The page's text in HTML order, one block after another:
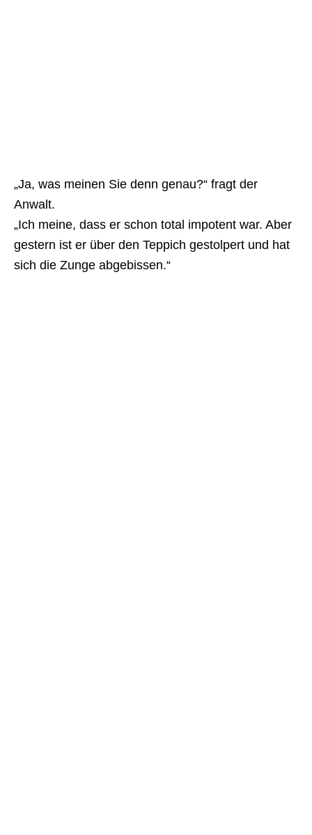
„Ja, was meinen Sie denn genau?“ fragt der
Anwalt.
„Ich meine, dass er schon total impotent war. Aber
gestern ist er über den Teppich gestolpert und hat
sich die Zunge abgebissen.“